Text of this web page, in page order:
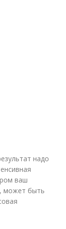
надо
ваш
может быть